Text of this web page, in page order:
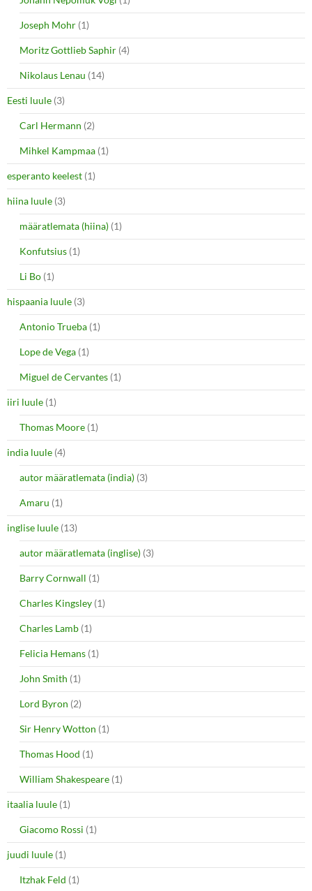
Joseph Mohr (1)
Moritz Gottlieb Saphir (4)
Nikolaus Lenau (14)
Eesti luule (3)
Carl Hermann (2)
Mihkel Kampmaa (1)
esperanto keelest (1)
hiina luule (3)
määratlemata (hiina) (1)
Konfutsius (1)
Li Bo (1)
hispaania luule (3)
Antonio Trueba (1)
Lope de Vega (1)
Miguel de Cervantes (1)
iiri luule (1)
Thomas Moore (1)
india luule (4)
autor määratlemata (india) (3)
Amaru (1)
inglise luule (13)
autor määratlemata (inglise) (3)
Barry Cornwall (1)
Charles Kingsley (1)
Charles Lamb (1)
Felicia Hemans (1)
John Smith (1)
Lord Byron (2)
Sir Henry Wotton (1)
Thomas Hood (1)
William Shakespeare (1)
itaalia luule (1)
Giacomo Rossi (1)
juudi luule (1)
Itzhak Feld (1)